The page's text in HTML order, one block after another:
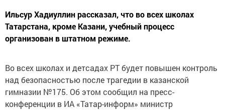
Ильсур Хадиуллин рассказал, что во всех школах
Татарстана, кроме Казани, учебный процесс
организован в штатном режиме.
Во всех школах и детсадах РТ будет повышен контроль
над безопасностью после трагедии в казанской
гимназии №175. Об этом сообщил на пресс-
конференции в ИА «Татар-информ» министр